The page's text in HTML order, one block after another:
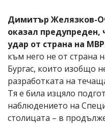
Димитър Желязков-
оказал предупреден,
удар от страна на
към него не от
Бургас, които изобщо
разработката на
Тя е била изцяло
наблюдението на
столицата – в